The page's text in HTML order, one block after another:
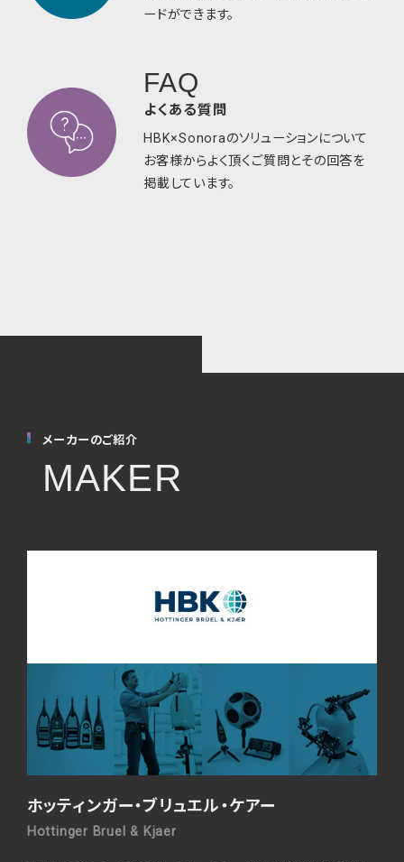
ードができます。
FAQ
よくある質問
HBK×Sonoraのソリューションについて
お客様からよく頂くご質問とその回答を
掲載しています。
メーカーのご紹介
MAKER
ホッティンガー・ブリュエル・ケアー
Hottinger Bruel & Kjaer